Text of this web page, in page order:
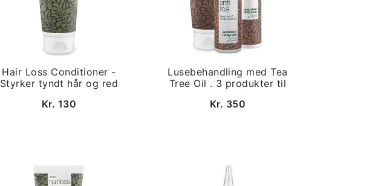
Hair Loss Conditioner -
Styrker tyndt hår og red
Kr. 130
Lusebehandling med Tea
Tree Oil . 3 produkter til
Kr. 350